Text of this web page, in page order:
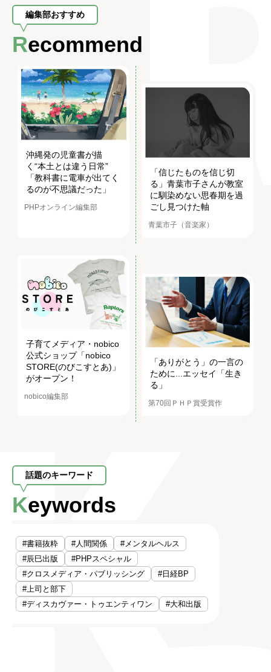
編集部おすすめ
Recommend
沖縄発の児童書が描
く“本土とは違う日常”
「教科書に電車が出てく
るのが不思議だった」
PHPオンライン編集部
「信じたものを信じ切
る」青葉市子さんが教室
に馴染めない思春期を過
ごし見つけた軸
青葉市子（音楽家）
子育てメディア・nobico
公式ショップ「nobico
STORE(のびこすとあ)」
がオープン！
nobico編集部
「ありがとう」の一言の
ために...エッセイ「生き
る」
第70回ＰＨＰ賞受賞作
話題のキーワード
Keywords
#書籍抜粋 #人間関係
#メンタルヘルス
#辰巳出版
#PHPスペシャル
#クロスメディア・パブリッシング
#日経BP
#上司と部下
#ディスカヴァー・トゥエンティワン
#大和出版